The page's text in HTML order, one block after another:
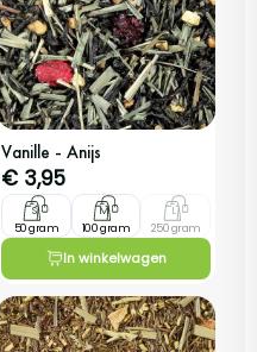
Vanille - Anijs
€ 3,95
S
50 gram
M
100 gram
L
250 gram
In winkelwagen